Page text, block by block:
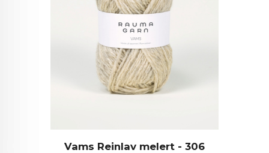
Vams Reinlav melert - 306